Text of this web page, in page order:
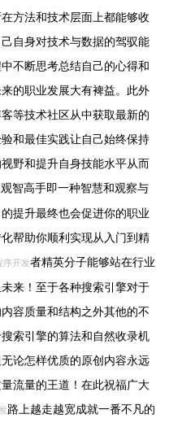
方法和技术层面上都能够收
自身对技术与数据的驾驭能
不断思考总结自己的心得和
的职业发展大有裨益。此外
等技术社区从中获取最新的
和最佳实践让自己始终保持
野和提升自身技能水平从而
智高手即一种智慧和观察与
提升最终也会促进你的职业
帮助你顺利实现从入门到精
序开发者精英分子能够站在行业
来！至于各种搜索引擎对于
容质量和结构之外其他的不
索引擎的算法和自然收录机
论怎样优质的原创内容永远
流量的王道！在此祝福广大
路上越走越宽成就一番不凡的